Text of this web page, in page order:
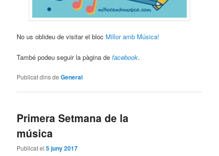
No us oblideu de visitar el bloc Millor amb Música!
També podeu seguir la pàgina defacebook.
Publicat dins de General
Primera Setmana de la
música
Publicat el5 juny 2017